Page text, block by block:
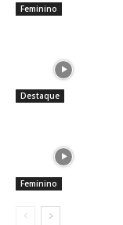
Feminino
Destaque
Feminino